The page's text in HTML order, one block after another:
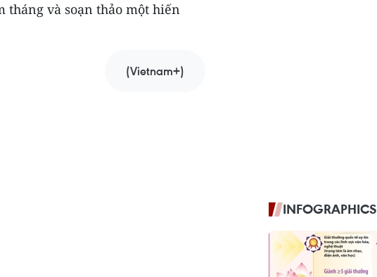
và soạn thảo một hiến
(Vietnam+)
INFOGRAPHICS